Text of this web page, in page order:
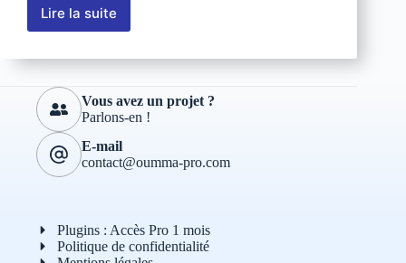
Lire la suite
Pourquoi
créer
un
?Vous avez un projet ?
Parlons-en !
E-mail
contact@oumma-pro.com
Plugins : Accès Pro 1 mois
Politique de confidentialité